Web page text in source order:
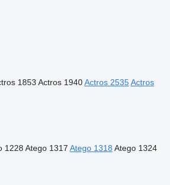
1853 Actros 1940 Actros 2535 Actros
1228 Atego 1317 Atego 1318 Atego 1324